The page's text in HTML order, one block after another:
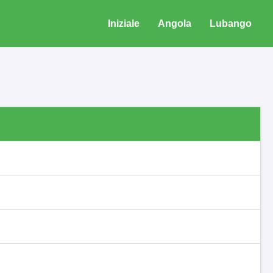
Iniziale Angola Lubango